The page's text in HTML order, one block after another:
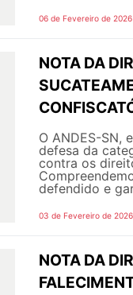
06 de Fevereiro de 2026
NOTA DA
O ANDES-SN,
defesa da
contra os
defendido e
03 de Fevereiro de 2026
NOTA DA